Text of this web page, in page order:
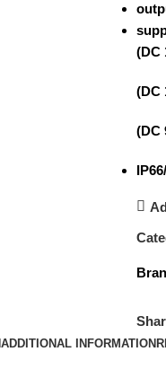
(DC
(DC
(DC
ADDITIONAL INFORMATION